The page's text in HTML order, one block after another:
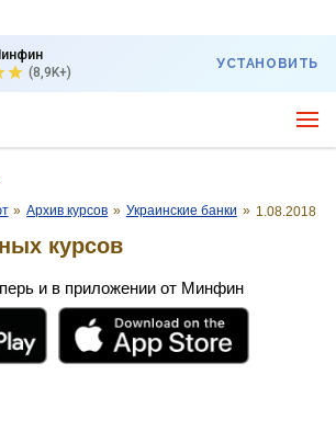
(8,9K+)
УСТАНОВИТЬ
» Архив курсов » Украинские банки » 1.08.2018
курсов
и в приложении от Минфин